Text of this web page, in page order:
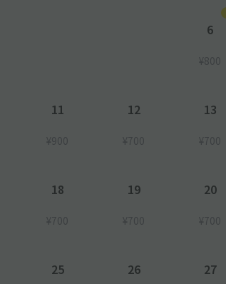
6
¥800
11
¥900
12
¥700
13
¥700
18
¥700
19
¥700
20
¥700
25 26 27